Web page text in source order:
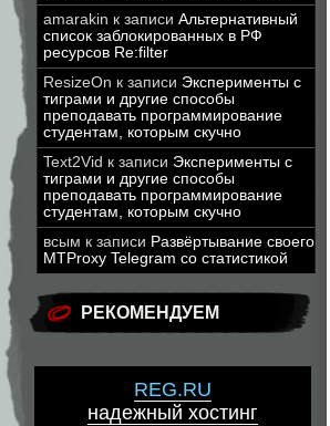
amarakin к записи Альтернативный
список заблокированных в РФ
ресурсов Re:filter
ResizeOn к записи Эксперименты с
тиграми и другие способы
преподавать программирование
студентам, которым скучно
Text2Vid к записи Эксперименты с
тиграми и другие способы
преподавать программирование
студентам, которым скучно
всым к записи Развёртывание своего
MTProxy Telegram со статистикой
РЕКОМЕНДУЕМ
REG.RU
надежный хостинг